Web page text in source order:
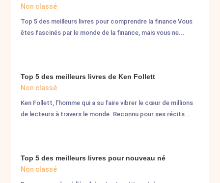
Non classé
Top 5 des meilleurs livres pour comprendre la finance Vous
êtes fascinés par le monde de la finance, mais vous ne...
Top 5 des meilleurs livres de Ken Follett
Non classé
Ken Follett, l'homme qui a su faire vibrer le cœur de millions
de lecteurs à travers le monde. Reconnu pour ses récits...
Top 5 des meilleurs livres pour nouveau né
Non classé